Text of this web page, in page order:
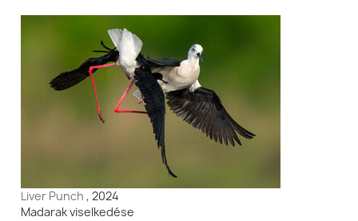
Liver Punch, 2024
Madarak viselkedése